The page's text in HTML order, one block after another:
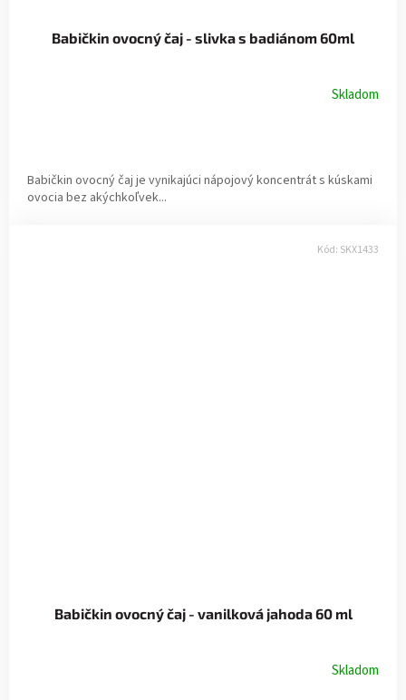
Babičkin ovocný čaj - slivka s badiánom 60ml
Skladom
Babičkin ovocný čaj je vynikajúci nápojový koncentrát s kúskami
ovocia bez akýchkoľvek...
Babičkin ovocný čaj - vanilková jahoda 60 ml
Skladom
Kód: SKX1433